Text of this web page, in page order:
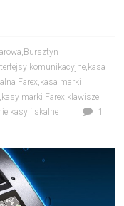
, Bursztyn
komunikacyjne, kasa
Farex, kasa marki
, kasy marki Farex, klawisze
kasy fiskalne
1